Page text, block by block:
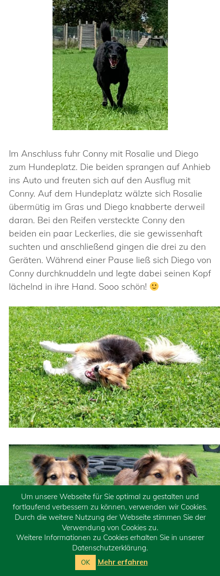
Im Anschluss fuhr Conny mit Rosalie und Diego
zum Hundeplatz. Die beiden sprangen auf Anhieb
ins Auto und freuten sich auf den Ausflug mit
Conny. Auf dem Hundeplatz wälzte sich Rosalie
übermütig im Gras und Diego knabberte derweil
daran. Bei den Reifen versteckte Conny den
beiden ein paar Leckerlies, die sie gewissenhaft
suchten und anschließend gingen die drei zu den
Geräten. Während einer Pause ließ sich Diego von
Conny durchknuddeln und legte dabei seinen Kopf
lächelnd in ihre Hand. Sooo schön!
Um unsere Webseite für Sie optimal zu gestalten und
fortlaufend verbessern zu können, verwenden wir Cookies.
Durch die weitere Nutzung der Webseite stimmen Sie der
Verwendung von Cookies zu.
Weitere Informationen zu Cookies erhalten Sie in unserer
Datenschutzerklärung.
OK Mehr erfahren